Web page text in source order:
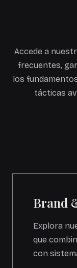
Accede a
frecuentes,
los
tácticas
Brand
Explora
que
con